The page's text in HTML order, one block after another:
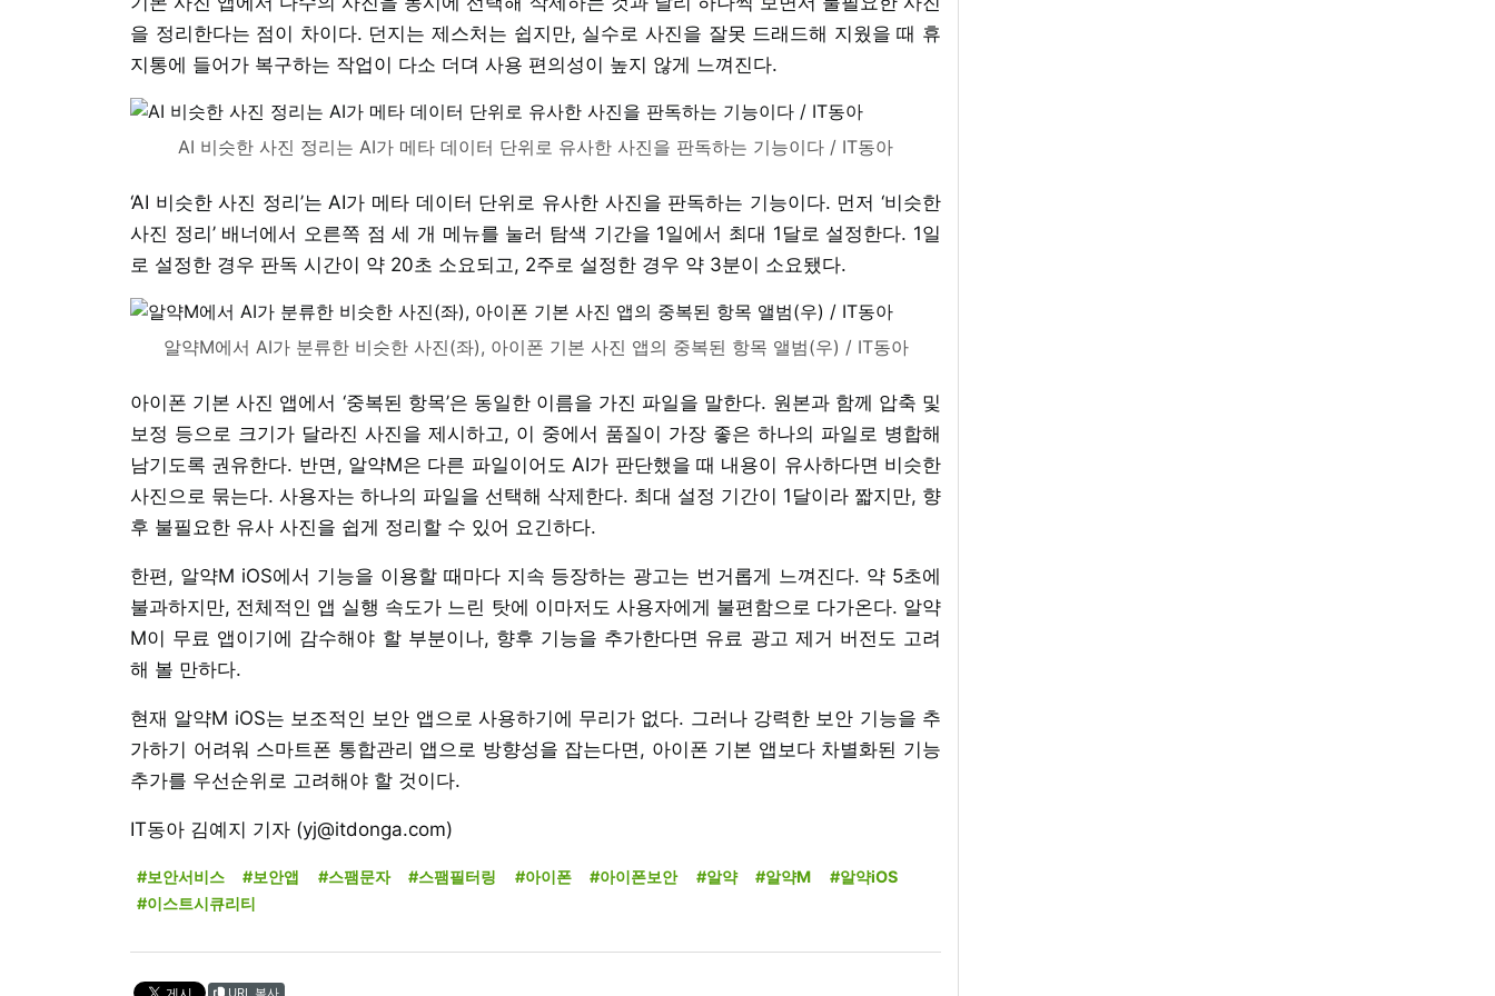
을 정리한다는 점이 차이다. 던지는 제스처는 쉽지만, 실수로 사진을 잘못 드래드해 지웠을 때 휴
지통에 들어가 복구하는 작업이 다소 더뎌 사용 편의성이 높지 않게 느껴진다.
AI 비슷한 사진 정리는 AI가 메타 데이터 단위로 유사한 사진을 판독하는 기능이다 / IT동아
‘AI 비슷한 사진 정리’는 AI가 메타 데이터 단위로 유사한 사진을 판독하는 기능이다. 먼저 ‘비슷한
사진 정리’ 배너에서 오른쪽 점 세 개 메뉴를 눌러 탐색 기간을 1일에서 최대 1달로 설정한다. 1일
로 설정한 경우 판독 시간이 약 20초 소요되고, 2주로 설정한 경우 약 3분이 소요됐다.
알약M에서 AI가 분류한 비슷한 사진(좌), 아이폰 기본 사진 앱의 중복된 항목 앨범(우) / IT동아
아이폰 기본 사진 앱에서 ‘중복된 항목’은 동일한 이름을 가진 파일을 말한다. 원본과 함께 압축 및
보정 등으로 크기가 달라진 사진을 제시하고, 이 중에서 품질이 가장 좋은 하나의 파일로 병합해
남기도록 권유한다. 반면, 알약M은 다른 파일이어도 AI가 판단했을 때 내용이 유사하다면 비슷한
사진으로 묶는다. 사용자는 하나의 파일을 선택해 삭제한다. 최대 설정 기간이 1달이라 짧지만, 향
후 불필요한 유사 사진을 쉽게 정리할 수 있어 요긴하다.
한편, 알약M iOS에서 기능을 이용할 때마다 지속 등장하는 광고는 번거롭게 느껴진다. 약 5초에
불과하지만, 전체적인 앱 실행 속도가 느린 탓에 이마저도 사용자에게 불편함으로 다가온다. 알약
M이 무료 앱이기에 감수해야 할 부분이나, 향후 기능을 추가한다면 유료 광고 제거 버전도 고려
해 볼 만하다.
현재 알약M iOS는 보조적인 보안 앱으로 사용하기에 무리가 없다. 그러나 강력한 보안 기능을 추
가하기 어려워 스마트폰 통합관리 앱으로 방향성을 잡는다면, 아이폰 기본 앱보다 차별화된 기능
추가를 우선순위로 고려해야 할 것이다.
IT동아 김예지 기자 (yj@itdonga.com)
#보안서비스 #보안앱 #스팸문자 #스팸필터링 #아이폰 #아이폰보안 #알약 #알약M
#알약iOS
#이스트시큐리티
URL 복사